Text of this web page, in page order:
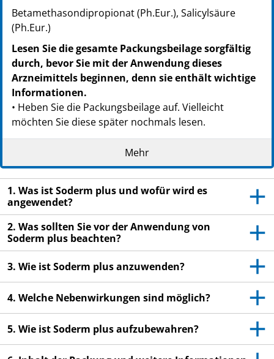
PPN: 110143044161
GTIN: 04250297404807
PZN: 01430458
PPN: 110143045851
GTIN: 04250297401370
PZN: 03476507
PPN: 110347650785
GTIN: 04250297404791
PZN: 14054152
Betamethasondipropionat (Ph.Eur.), Salicylsäure
(Ph.Eur.)
Lesen Sie die gesamte Packungsbeilage sorgfältig
durch, bevor Sie mit der Anwendung dieses
Arzneimittels beginnen, denn sie enthält wichtige
Informationen.
• Heben Sie die Packungsbeilage auf. Vielleicht
möchten Sie diese später nochmals lesen.
• Wenn Sie weitere Fragen haben, wenden Sie sich an
Ihren Arzt oder Apotheker.
• Dieses Arzneimittel wurde Ihnen persönlich
verschrieben. Geben Sie es nicht an Dritte wei-
ter. Es kann anderen Menschen schaden, auch wenn
diese die gleichen Beschwerden haben wie Sie.
• Wenn Sie Nebenwirkungen bemerken, wenden Sie
sich an Ihren Arzt oder Apotheker. Dies gilt auch für
Nebenwirkungen, die nicht in dieser Packungsbeilage
angegeben sind. Siehe Abschnitt 4.
Mehr
1. Was ist Soderm plus und wofür wird es
angewendet?
2. Was sollten Sie vor der Anwendung von
Soderm plus beachten?
3. Wie ist Soderm plus anzuwenden?
4. Welche Nebenwirkungen sind möglich?
5. Wie ist Soderm plus aufzubewahren?